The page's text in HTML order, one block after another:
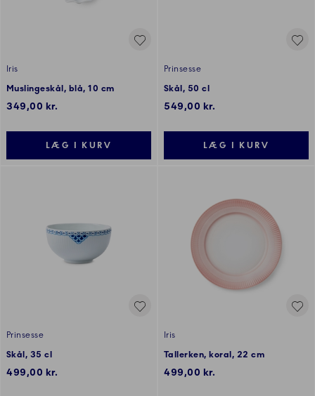
Iris
Muslingeskål, blå, 10 cm
349,00 kr.
LÆG I KURV
Prinsesse
Skål, 50 cl
549,00 kr.
LÆG I KURV
Prinsesse
Skål, 35 cl
499,00 kr.
Iris
Tallerken, koral, 22 cm
499,00 kr.